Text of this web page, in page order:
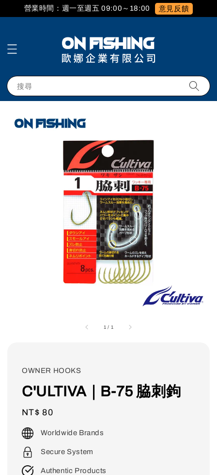
營業時間：週一至週五 09:00～18:00 意見反饋
搜尋
1 / 1
OWNER HOOKS
C'ULTIVA｜B-75 脇刺鉤
Regular
price
NT$ 80
Worldwide Brands
Secure System
Authentic Products